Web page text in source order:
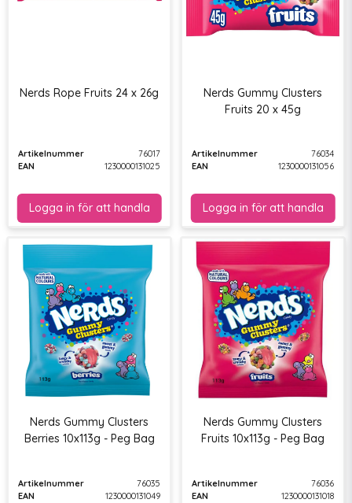
Nerds Rope Fruits 24 x 26g
Artikelnummer
76017
EAN
1230000131025
Nerds Gummy Clusters
Fruits 20 x 45g
Artikelnummer
76034
EAN
1230000131056
Nerds Gummy Clusters
Berries 10x113g - Peg Bag
Artikelnummer
76035
EAN
1230000131049
Nerds Gummy Clusters
Fruits 10x113g - Peg Bag
Artikelnummer
76036
EAN
1230000131018